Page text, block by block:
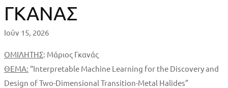
ΜΑΡΙΟΣ
ΓΚΑΝΑΣ
ΓΚΑΝΑΣ
Ιούν 15, 2026
ΟΜΙΛΗΤΗΣ: Μάριος Γκανάς
ΘΕΜΑ: “Interpretable Machine Learning for the Discovery and
Design of Two-Dimensional Transition-Metal Halides”